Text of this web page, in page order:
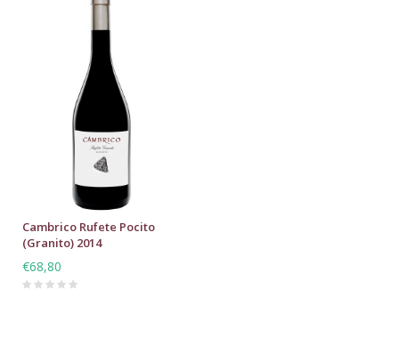
Cambrico Rufete Pocito
(Granito) 2014
€68,80